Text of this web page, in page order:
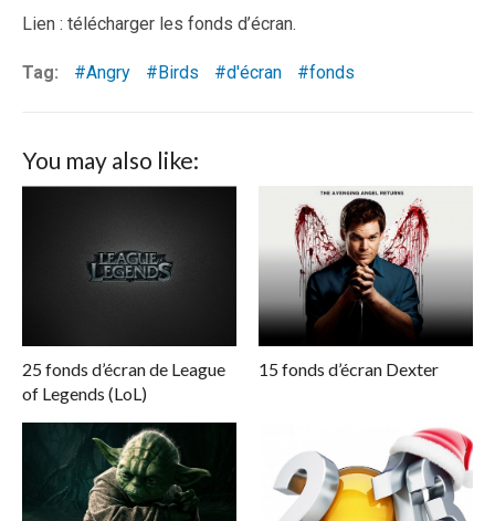
Lien : télécharger les fonds d’écran.
Tag: Angry Birds d'écran fonds
You may also like:
25 fonds d’écran de League
of Legends (LoL)
15 fonds d’écran Dexter